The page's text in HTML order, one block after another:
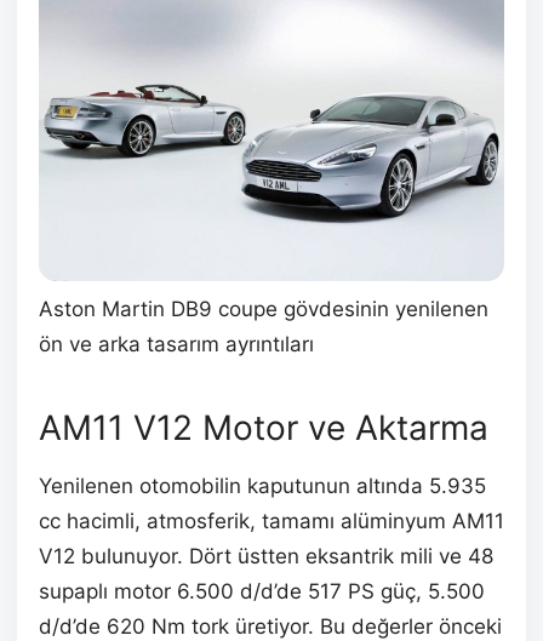
Aston Martin DB9 coupe gövdesinin yenilenen
ön ve arka tasarım ayrıntıları
AM11 V12 Motor ve Aktarma
Yenilenen otomobilin kaputunun altında 5.935
cc hacimli, atmosferik, tamamı alüminyum AM11
V12 bulunuyor. Dört üstten eksantrik mili ve 48
supaplı motor 6.500 d/d’de 517 PS güç, 5.500
d/d’de 620 Nm tork üretiyor. Bu değerler önceki